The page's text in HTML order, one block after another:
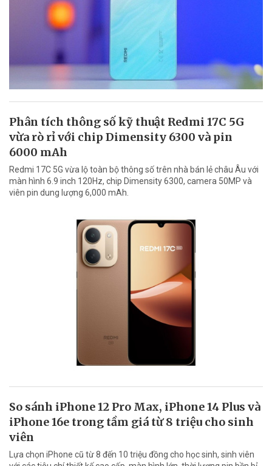
Phân tích thông số kỹ thuật Redmi 17C 5G
vừa rò rỉ với chip Dimensity 6300 và pin
6000 mAh
Redmi 17C 5G vừa lộ toàn bộ thông số trên nhà bán lẻ châu Âu với
màn hình 6.9 inch 120Hz, chip Dimensity 6300, camera 50MP và
viên pin dung lượng 6,000 mAh.
So sánh iPhone 12 Pro Max, iPhone 14 Plus và
iPhone 16e trong tầm giá từ 8 triệu cho sinh
viên
Lựa chọn iPhone cũ từ 8 đến 10 triệu đồng cho học sinh, sinh viên